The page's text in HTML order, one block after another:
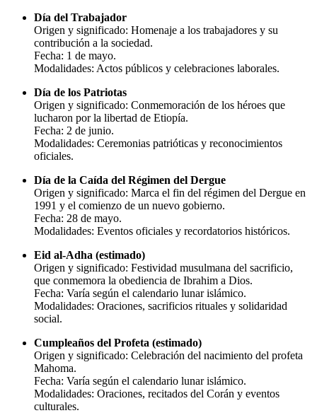
Día del Trabajador
Origen y significado: Homenaje a los trabajadores y su
contribución a la sociedad.
Fecha: 1 de mayo.
Modalidades: Actos públicos y celebraciones laborales.
Día de los Patriotas
Origen y significado: Conmemoración de los héroes que
lucharon por la libertad de Etiopía.
Fecha: 2 de junio.
Modalidades: Ceremonias patrióticas y reconocimientos
oficiales.
Día de la Caída del Régimen del Dergue
Origen y significado: Marca el fin del régimen del Dergue en
1991 y el comienzo de un nuevo gobierno.
Fecha: 28 de mayo.
Modalidades: Eventos oficiales y recordatorios históricos.
Eid al-Adha (estimado)
Origen y significado: Festividad musulmana del sacrificio,
que conmemora la obediencia de Ibrahim a Dios.
Fecha: Varía según el calendario lunar islámico.
Modalidades: Oraciones, sacrificios rituales y solidaridad
social.
Cumpleaños del Profeta (estimado)
Origen y significado: Celebración del nacimiento del profeta
Mahoma.
Fecha: Varía según el calendario lunar islámico.
Modalidades: Oraciones, recitados del Corán y eventos
culturales.